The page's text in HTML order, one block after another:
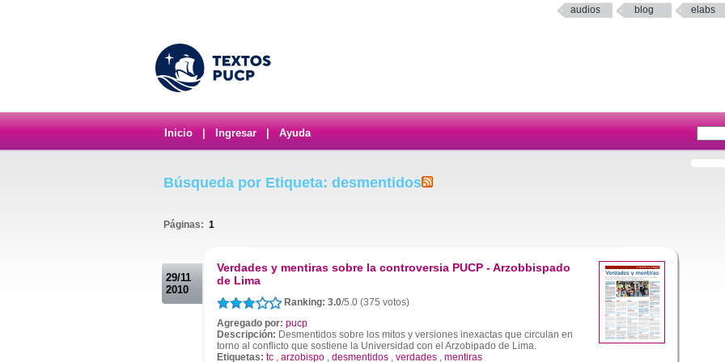
audios blog elabs
Inicio Ingresar Ayuda
Búsqueda por Etiqueta: desmentidos
Páginas: 1
29/11
2010
Verdades y mentiras sobre la controversia PUCP - Arzobbispado
de Lima
Ranking: 3.0/5.0 (375 votos)
Agregado por: pucp
Descripción: Desmentidos sobre los mitos y versiones inexactas que circulan en
torno al conflicto que sostiene la Universidad con el Arzobipado de Lima.
Etiquetas: tc , arzobispo , desmentidos , verdades , mentiras